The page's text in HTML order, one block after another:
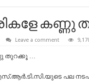
കണ്ണു
Leave a comment
തുറക്കൂ …
പല